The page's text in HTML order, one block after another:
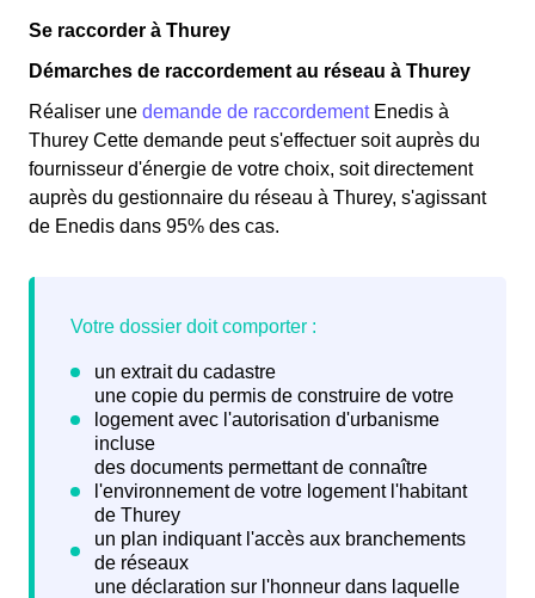
Se raccorder à Thurey
Démarches de raccordement au réseau à Thurey
Réaliser une demande de raccordementEnedis à
Thurey Cette demande peut s'effectuer soit auprès du
fournisseur d'énergie de votre choix, soit directement
auprès du gestionnaire du réseau à Thurey, s'agissant
de Enedis dans 95% des cas.